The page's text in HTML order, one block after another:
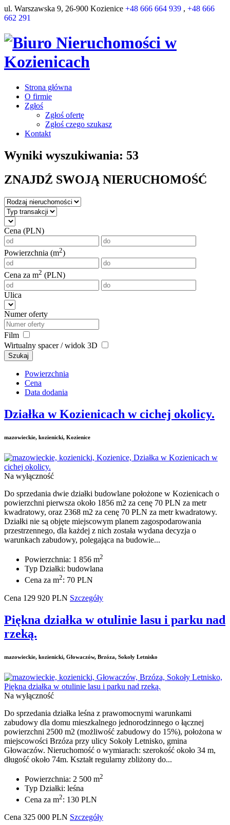
ul. Warszawska 9, 26-900 Kozienice +48 666 664 939 , +48 666
662 291
Strona główna
O firmie
Zgłoś
Zgłoś ofertę
Zgłoś czego szukasz
Kontakt
Wyniki wyszukiwania: 53
ZNAJDŹ SWOJĄ NIERUCHOMOŚĆ
Cena (PLN)
Powierzchnia (m2)
Cena za m2 (PLN)
Ulica
Numer oferty
Film
Wirtualny spacer / widok 3D
Szukaj
Powierzchnia
Cena
Data dodania
Działka w Kozienicach w cichej okolicy.
mazowieckie, kozienicki, Kozienice
Na wyłączność
Do sprzedania dwie działki budowlane położone w Kozienicach o
powierzchni pierwsza około 1856 m2 za cenę 70 PLN za metr
kwadratowy, oraz 2368 m2 za cenę 70 PLN za metr kwadratowy.
Działki nie są objęte miejscowym planem zagospodarowania
przestrzennego, dla każdej z nich została wydana decyzja o
warunkach zabudowy, polegająca na budowie...
Powierzchnia: 1 856 m2
Typ Działki: budowlana
Cena za m2: 70 PLN
Cena 129 920 PLN Szczegóły
Piękna działka w otulinie lasu i parku nad
rzeką.
mazowieckie, kozienicki, Głowaczów, Brzóza, Sokoły Letnisko
Na wyłączność
Do sprzedania działka leśna z prawomocnymi warunkami
zabudowy dla domu mieszkalnego jednorodzinnego o łącznej
powierzchni 2500 m2 (możliwość zabudowy do 15%), położona w
miejscowości Brzóza przy ulicy Sokoły Letnisko, gmina
Głowaczów. Nieruchomość o wymiarach: szerokość około 34 m,
długość około 74m. Kształt regularny zbliżony do...
Powierzchnia: 2 500 m2
Typ Działki: leśna
Cena za m2: 130 PLN
Cena 325 000 PLN Szczegóły